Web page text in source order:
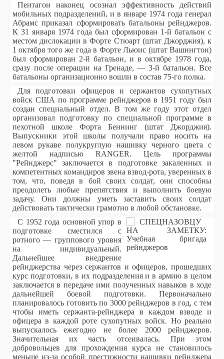
Пентагон наконец осознал эффективность действий
мобильных подразделений, и в январе 1974 года генерал
Абрамс приказал сформировать батальоны рейнджеров.
К 31 января 1974 года был сформирован 1-й батальон с
местом дислокации в Форте Стюарт (штат Джорджия), к
1 октября того же года в Форте Льюис (штат Вашингтон)
был сформирован 2-й батальон, и в октябре 1978 года,
сразу после операции на Гренаде, — 3-й батальон. Все
батальоны организационно вошли в состав 75-го полка.
Для подготовки офицеров и сержантов сухопутных
войск США по программе рейнджеров в 1951 году был
создан специальный отдел. В том же году этот отдел
организовал подготовку по специальной программе в
пехотной школе Форта Беннинг (штат Джорджия).
Выпускники этой школы получали право носить на
левом рукаве полукруглую нашивку черного цвета с
желтой надписью RANGER. Цель программы
"Рейнджерс" заключается в подготовке закаленных и
компетентных командиров звена взвод-рота, уверенных в
том, что, поведя в бой своих солдат, они способны
преодолеть любые препятствия и выполнить боевую
задачу. Они должны уметь заставить своих солдат
действовать тактически грамотно в любой обстановке.
С 1952 года основной упор в
подготовке сместился с
ротного — группового уровня
на индивидуальный.
Дальнейшее внедрение
рейнджерства через сержантов и офицеров, прошедших
курс подготовки, в их подразделения и в армию в целом
заключается в передаче ими полученных навыков в ходе
дальнейшей боевой подготовки. Первоначально
планировалось готовить по 3000 рейнджеров в год, с тем
чтобы иметь сержанта-рейнджера в каждом взводе и
офицера в каждой роте сухопутных войск. Но реально
выпускалось ежегодно не более 2000 рейнджеров.
Значительная их часть отсеивалась. При этом
добровольцев для прохождения курса не становилось
меньше из-за особой престижности нашивки рейнджера